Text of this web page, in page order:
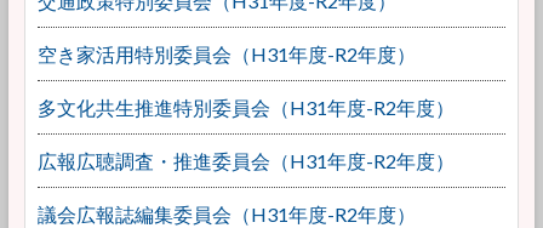
空き家活用特別委員会（H31年度-R2年度）
多文化共生推進特別委員会（H31年度-R2年度）
広報広聴調査・推進委員会（H31年度-R2年度）
議会広報誌編集委員会（H31年度-R2年度）